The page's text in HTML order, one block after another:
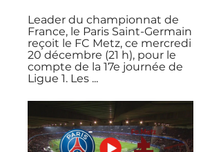
Leader du championnat de
France, le Paris Saint-Germain
reçoit le FC Metz, ce mercredi
20 décembre (21 h), pour le
compte de la 17e journée de
Ligue 1. Les ...